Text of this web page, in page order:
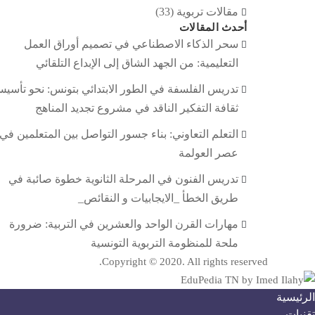
مقالات تربوية (33)
أحدث المقالات
سحر الذكاء الاصطناعي في تصميم أوراق العمل
التعليمية: من الجهد الشاق إلى الإبداع التلقائي
تدريس الفلسفة في الطور الابتدائي بتونس: نحو
ثقافة التفكير الناقد في مشروع تجديد المناهج
التعلم التعاوني: بناء جسور التواصل بين المتعلمين في
عصر العولمة
تدريس الفنون في المرحلة الثانوية خطوة صائبة في
طريق الخطأ _الايجابيات و النقائص_
مهارات القرن الواحد والعشرين في التربية: ضرورة
ملحة للمنظومة التربوية التونسية
Copyright © 2020. All rights reserved.
الرئيسية